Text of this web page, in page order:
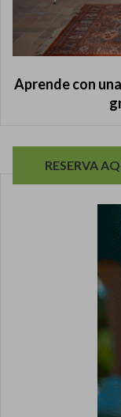
Aprende con
RESERVA